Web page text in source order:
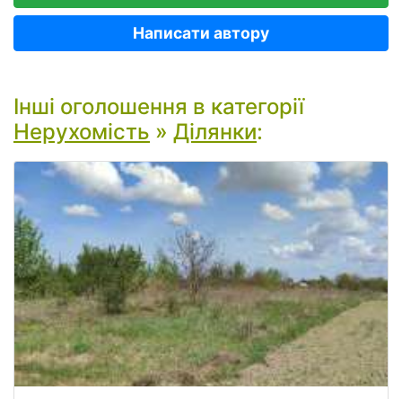
Написати автору
Інші оголошення в категорії
Нерухомість » Ділянки: